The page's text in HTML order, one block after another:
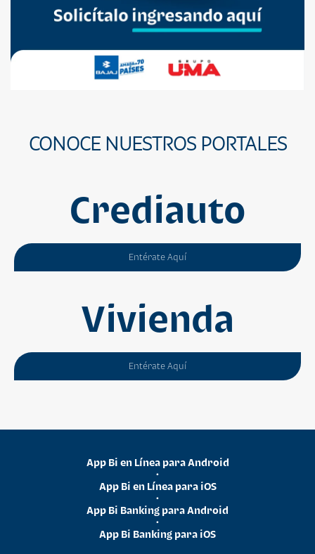
CONOCE NUESTROS PORTALES
Crediauto
Entérate Aquí
Vivienda
Entérate Aquí
App Bi en Línea para Android
•
App Bi en Línea para iOS
•
App Bi Banking para Android
•
App Bi Banking para iOS